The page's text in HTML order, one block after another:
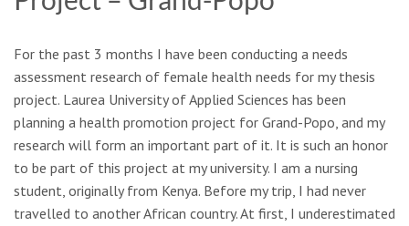
For the past 3 months I have been conducting a needs
assessment research of female health needs for my thesis
project. Laurea University of Applied Sciences has been
planning a health promotion project for Grand-Popo, and my
research will form an important part of it. It is such an honor
to be part of this project at my university. I am a nursing
student, originally from Kenya. Before my trip, I had never
travelled to another African country. At first, I underestimated